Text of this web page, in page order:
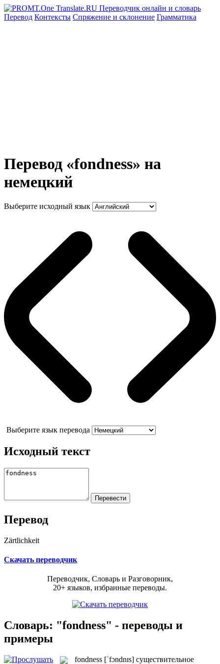
Перевод Контексты Спряжение и склонение Грамматика
Перевод «fondness» на
немецкий
Выберите исходный язык
Выберите язык перевода
Исходный текст
Перевод
Zärtlichkeit
Скачать переводчик
Переводчик, Словарь и Разговорник,
20+ языков, избранные переводы.
Словарь: "fondness" - переводы и
примеры
fondness [ˈfɔndnɪs] существительное